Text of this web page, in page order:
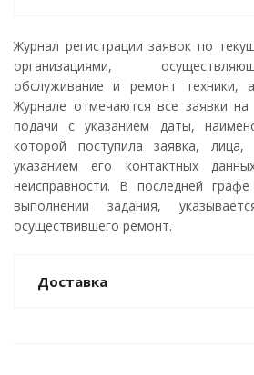
Журнал регистрации заявок по
организациями,
обслуживание и ремонт техники,
Журнале отмечаются все заявки
подачи с указанием даты,
которой поступила заявка,
указанием его контактных
неисправности. В последней
выполнении задания,
осуществившего ремонт.
Доставка